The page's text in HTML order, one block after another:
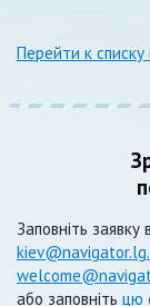
Перейти к списку
Заповніть заявку в
або заповніть цю